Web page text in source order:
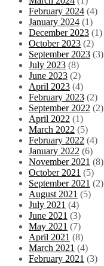
February 2024 (4)
January 2024 (1)
December 2023 (1)
October 2023 (2)
September 2023 (3)
July 2023 (8)
June 2023 (2)
April 2023 (4)
February 2023 (2)
September 2022 (2)
April 2022 (1)
March 2022 (5)
February 2022 (4)
January 2022 (6)
November 2021 (8)
October 2021 (5)
September 2021 (2)
August 2021 (5)
July 2021 (4)
June 2021 (3)
May 2021 (7)
April 2021 (8)
March 2021 (4)
February 2021 (3)